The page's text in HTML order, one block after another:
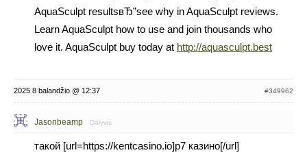
AquaSculpt resultsвЂ”see why in AquaSculpt reviews.
Learn AquaSculpt how to use and join thousands who
love it. AquaSculpt buy today at http://aquasculpt.best
2025 8 balandžio @ 12:37 #349962
Jasonbeamp Dalyvis
такой [url=https://kentcasino.io]р7 казино[/url]